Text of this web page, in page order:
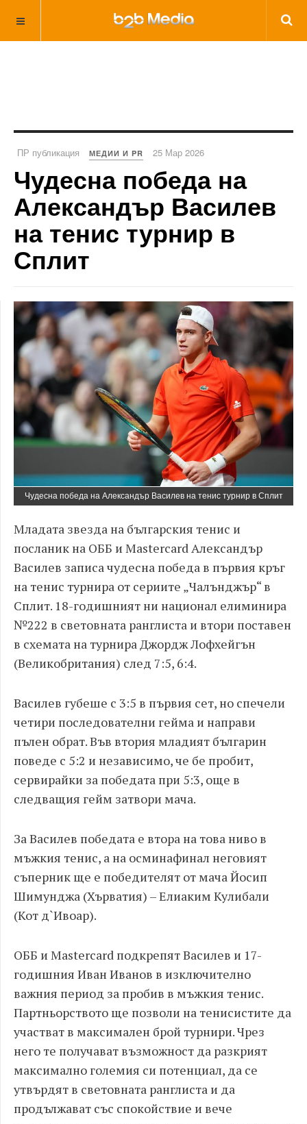
ПР публикация МЕДИИ И PR 25 Мар 2026
Чудесна победа на
Александър Василев
на тенис турнир в
Сплит
Чудесна победа на Александър Василев на тенис турнир в Сплит
Младата звезда на българския тенис и
посланик на ОББ и Mastercard Александър
Василев записа чудесна победа в първия кръг
на тенис турнира от сериите „Чалънджър“ в
Сплит. 18-годишният ни национал елиминира
№222 в световната ранглиста и втори поставен
в схемата на турнира Джордж Лофхейгън
(Великобритания) след 7:5, 6:4.
Василев губеше с 3:5 в първия сет, но спечели
четири последователни гейма и направи
пълен обрат. Във втория младият българин
поведе с 5:2 и независимо, че бе пробит,
сервирайки за победата при 5:3, още в
следващия гейм затвори мача.
За Василев победата е втора на това ниво в
мъжкия тенис, а на осминафинал неговият
съперник ще е победителят от мача Йосип
Шимунджа (Хърватия) – Елиаким Кулибали
(Кот д`Ивоар).
ОББ и Mastercard подкрепят Василев и 17-
годишния Иван Иванов в изключително
важния период за пробив в мъжкия тенис.
Партньорството ще позволи на тенисистите да
участват в максимален брой турнири. Чрез
него те получават възможност да разкрият
максимално големия си потенциал, да се
утвърдят в световната ранглиста и да
продължават със спокойствие и вече